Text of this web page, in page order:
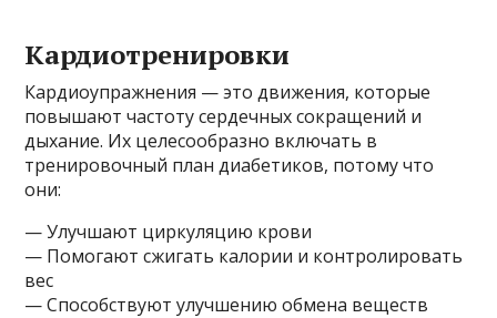
Кардиотренировки
Кардиоупражнения — это движения, которые
повышают частоту сердечных сокращений и
дыхание. Их целесообразно включать в
тренировочный план диабетиков, потому что
они:
— Улучшают циркуляцию крови
— Помогают сжигать калории и контролировать
вес
— Способствуют улучшению обмена веществ